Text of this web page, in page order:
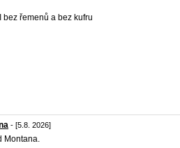
bez řemenů a bez kufru
- [5.8. 2026]
Montana.